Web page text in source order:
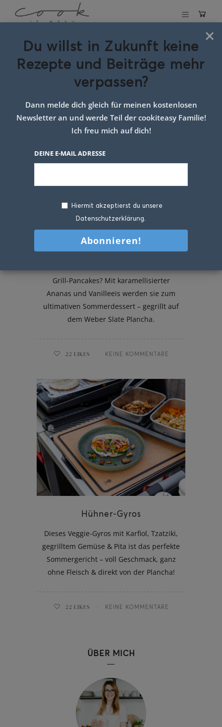
Schlagwort:
Grillen mit
Plancha
Grill-Pancakes? Mit karamellisierter
Ananas und Vanilleeis werden sie zum
ultimativen Sommerdessert – gegrillt auf
dem Weber Slate Plancha.
22 LIKES KEINE KOMMENTARE
Hühner-Gyros
Dieses Veggie-Gyros mit Karfiol, Tzatziki,
gegrilltem Gemüse & Pita ist das perfekte
Sommergericht – voll Geschmack, ganz
ohne Fleisch & direkt von der Plancha!
22 LIKES KEINE KOMMENTARE
ÜBER MICH
×
Du willst in Zukunft keine
Rezepte und Beiträge mehr
verpassen?
Dann melde dich gleich für meinen kostenlosen
Newsletter an und werde Teil der cookiteasy Familie!
Ich freu mich auf dich!
DEINE E-MAIL ADRESSE
Hiermit akzeptierst du unsere
Datenschutzerklärung.